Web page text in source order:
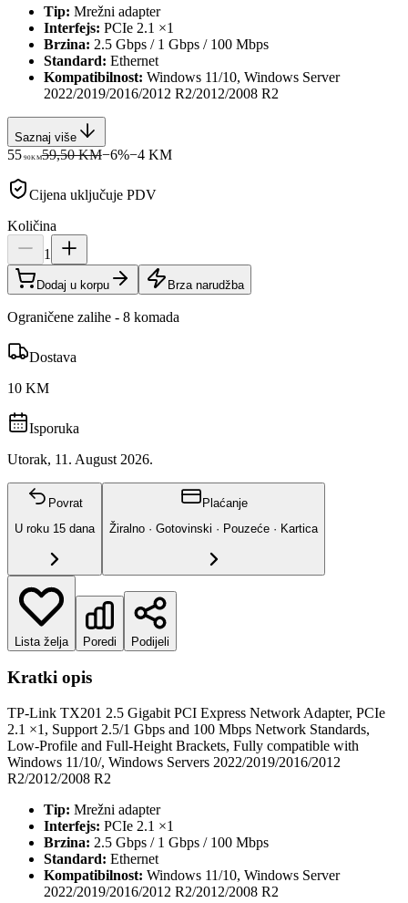
Tip: Mrežni adapter
Interfejs: PCIe 2.1 ×1
Brzina: 2.5 Gbps / 1 Gbps / 100 Mbps
Standard: Ethernet
Kompatibilnost: Windows 11/10, Windows Server
2022/2019/2016/2012 R2/2012/2008 R2
Saznaj više
55 90KM59,50 KM−6%−4KM
Cijena uključuje PDV
Količina
1
Dodaj u korpu Brza narudžba
Ograničene zalihe - 8 komada
Dostava
10 KM
Isporuka
Utorak, 11. August 2026.
Povrat
U roku 15 dana
Plaćanje
Žiralno · Gotovinski · Pouzeće · Kartica
Lista želja Poredi Podijeli
Kratki opis
TP-Link TX201 2.5 Gigabit PCI Express Network Adapter, PCIe
2.1 ×1, Support 2.5/1 Gbps and 100 Mbps Network Standards,
Low-Profile and Full-Height Brackets, Fully compatible with
Windows 11/10/, Windows Servers 2022/2019/2016/2012
R2/2012/2008 R2
Tip: Mrežni adapter
Interfejs: PCIe 2.1 ×1
Brzina: 2.5 Gbps / 1 Gbps / 100 Mbps
Standard: Ethernet
Kompatibilnost: Windows 11/10, Windows Server
2022/2019/2016/2012 R2/2012/2008 R2